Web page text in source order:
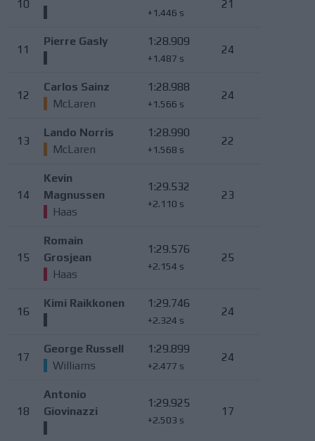
10
+1.446 s
21
11
Pierre Gasly 1:28.909
+1.487 s
24
12
Carlos Sainz
McLaren
1:28.988
+1.566 s
24
13
Lando Norris
McLaren
1:28.990
+1.568 s
22
14
Kevin
Magnussen
Haas
1:29.532
+2.110 s
23
15
Romain
Grosjean
Haas
1:29.576
+2.154 s
25
16
Kimi Raikkonen 1:29.746
+2.324 s
24
17
George Russell
Williams
1:29.899
+2.477 s
24
18
Antonio
Giovinazzi
1:29.925
+2.503 s
17